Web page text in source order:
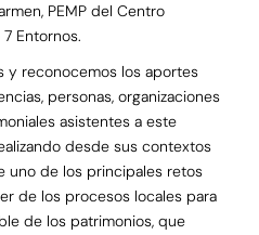
PEMP del Centro
Entornos.
y reconocemos los aportes
personas, organizaciones
asistentes a este
desde sus contextos
uno de los principales retos
de los procesos locales para
de los patrimonios, que